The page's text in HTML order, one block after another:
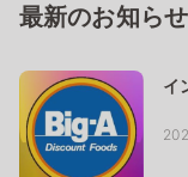
最新のお知らせ
イ